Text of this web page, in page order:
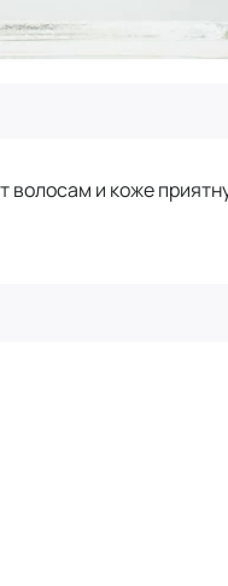
и коже